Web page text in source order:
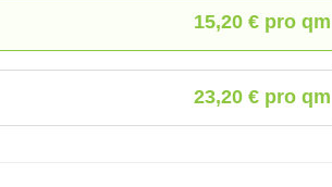
15,20 € pro qm
23,20 € pro qm